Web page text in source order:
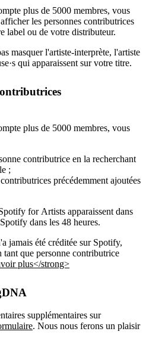
plus de 5000 membres, vous
les personnes contributrices
label ou de votre distributeur.
masquer l'artiste-interprète, l'artiste
qui apparaissent sur votre titre.
plus de 5000 membres, vous
contributrice en la recherchant
;
précédemment ajoutées
for Artists apparaissent dans
dans les 48 heures.
jamais été créditée sur Spotify,
que personne contributrice
plus</strong>
supplémentaires sur
. Nous nous ferons un plaisir